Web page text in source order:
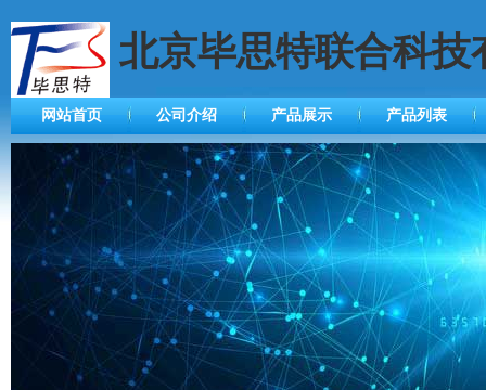
北京毕思特联合科技
网站首页 公司介绍 产品展示 产品列表